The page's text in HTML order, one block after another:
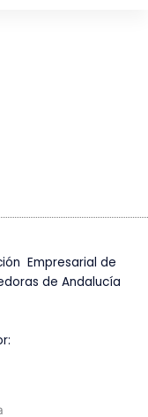
Empresarial de
de Andalucía